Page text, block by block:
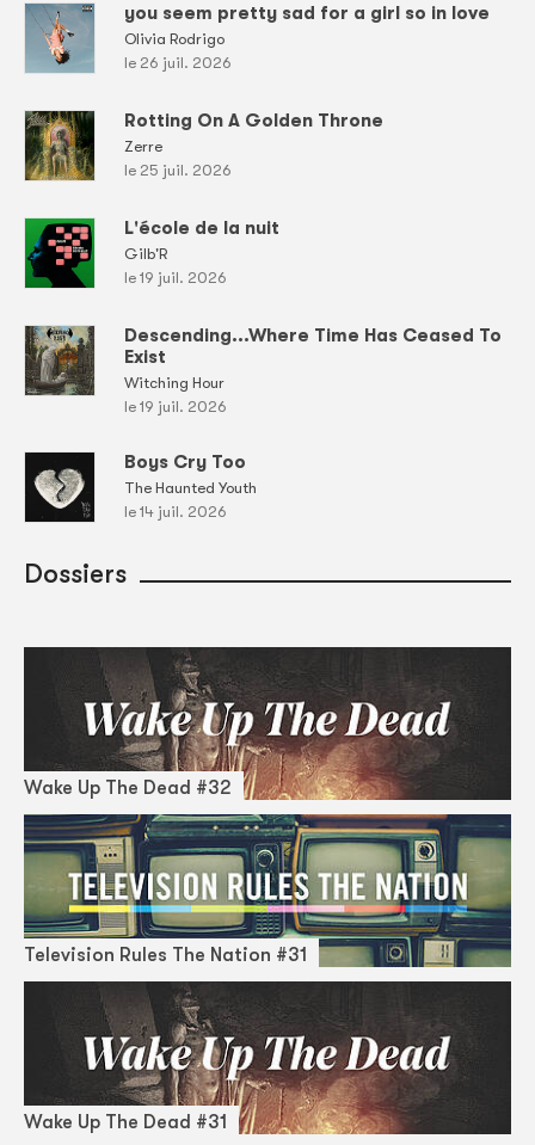
you seem pretty sad for a girl so in love
Olivia Rodrigo
le 26 juil. 2026
Rotting On A Golden Throne
Zerre
le 25 juil. 2026
L'école de la nuit
Gilb'R
le 19 juil. 2026
Descending...Where Time Has Ceased To
Exist
Witching Hour
le 19 juil. 2026
Boys Cry Too
The Haunted Youth
le 14 juil. 2026
Dossiers
Wake Up The Dead #32
Television Rules The Nation #31
Wake Up The Dead #31